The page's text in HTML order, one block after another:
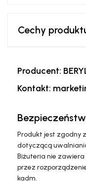
Cechy
Producent:
Kontakt:
Produkt jest zgodny z
dotyczącą
Biżuteria nie
przez rozporządzenie
kadm.